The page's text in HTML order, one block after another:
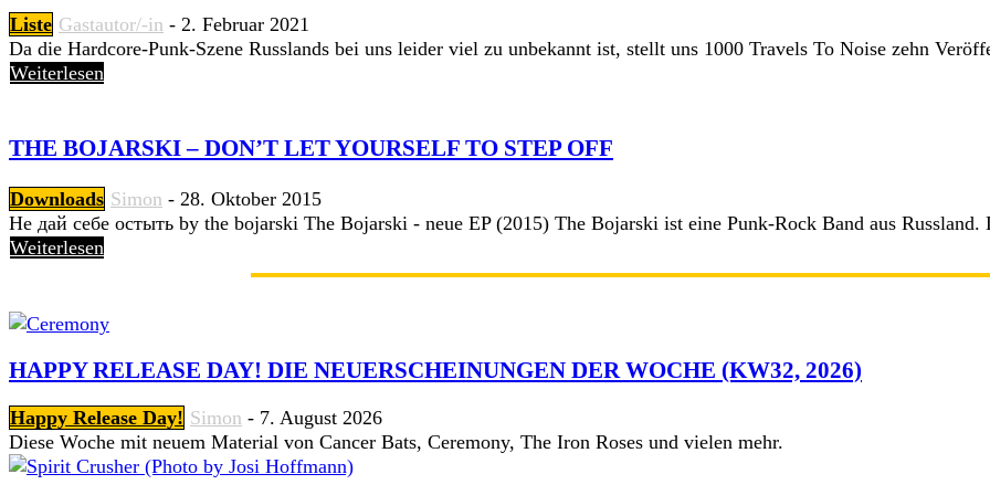
Liste Gastautor/-in - 2. Februar 2021
Da die Hardcore-Punk-Szene Russlands bei uns leider viel zu unbekannt ist, stellt uns 1000 Travels To Noise zehn
Weiterlesen
THE BOJARSKI – DON’T LET YOURSELF TO STEP OFF
Downloads Simon - 28. Oktober 2015
Не дай себе остыть by the bojarski The Bojarski - neue EP (2015) The Bojarski ist eine Punk-Rock Band aus
Weiterlesen
HAPPY RELEASE DAY! DIE NEUERSCHEINUNGEN DER WOCHE (KW32, 2026)
Happy Release Day! Simon - 7. August 2026
Diese Woche mit neuem Material von Cancer Bats, Ceremony, The Iron Roses und vielen mehr.